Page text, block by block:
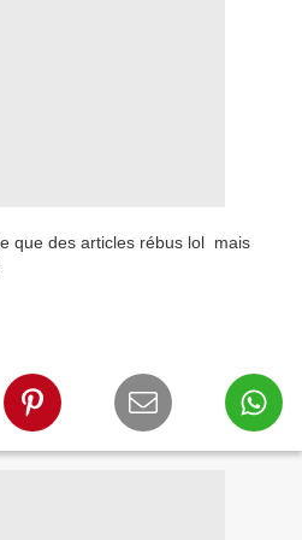
que des articles rébus lol mais